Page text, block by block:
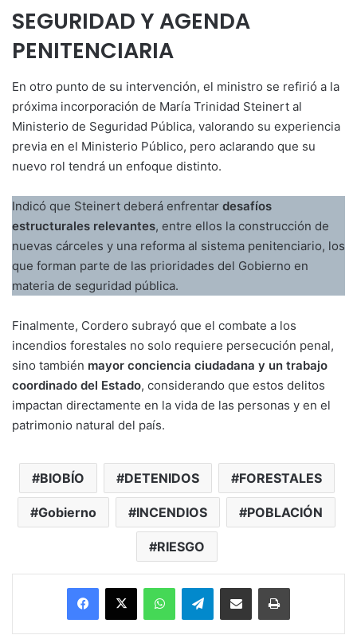
SEGURIDAD Y AGENDA
PENITENCIARIA
En otro punto de su intervención, el ministro se refirió a la
próxima incorporación de María Trinidad Steinert al
Ministerio de Seguridad Pública, valorando su experiencia
previa en el Ministerio Público, pero aclarando que su
nuevo rol tendrá un enfoque distinto.
Indicó que Steinert deberá enfrentar desafíos
estructurales relevantes, entre ellos la construcción de
nuevas cárceles y una reforma al sistema penitenciario, los
que forman parte de las prioridades del Gobierno en
materia de seguridad pública.
Finalmente, Cordero subrayó que el combate a los
incendios forestales no solo requiere persecución penal,
sino también mayor conciencia ciudadana y un trabajo
coordinado del Estado, considerando que estos delitos
impactan directamente en la vida de las personas y en el
patrimonio natural del país.
BIOBÍO DETENIDOS FORESTALES
Gobierno INCENDIOS POBLACIÓN
RIESGO
Facebook
X WhatsAppTelegramEnviar vía email Imprimir